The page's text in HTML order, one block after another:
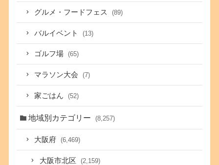
グルメ・フードフェス (89)
バルイベント (13)
ゴルフ場 (65)
マラソン大会 (7)
家ごはん (52)
地域別カテゴリー (8,257)
大阪府 (6,469)
大阪市北区 (2,159)